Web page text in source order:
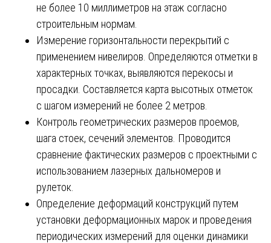
не более 10 миллиметров на этаж согласно
строительным нормам.
Измерение горизонтальности перекрытий с
применением нивелиров. Определяются отметки в
характерных точках, выявляются перекосы и
просадки. Составляется карта высотных отметок
с шагом измерений не более 2 метров.
Контроль геометрических размеров проемов,
шага стоек, сечений элементов. Проводится
сравнение фактических размеров с проектными с
использованием лазерных дальномеров и
рулеток.
Определение деформаций конструкций путем
установки деформационных марок и проведения
периодических измерений для оценки динамики